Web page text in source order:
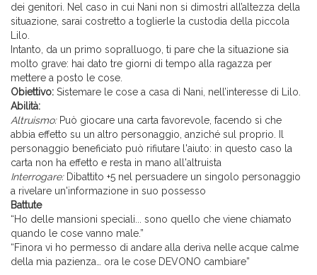
dei genitori. Nel caso in cui Nani non si dimostri all’altezza della
situazione, sarai costretto a toglierle la custodia della piccola
Lilo.
Intanto, da un primo sopralluogo, ti pare che la situazione sia
molto grave: hai dato tre giorni di tempo alla ragazza per
mettere a posto le cose.
Obiettivo: Sistemare le cose a casa di Nani, nell’interesse di Lilo.
Abilità:
Altruismo:Può giocare una carta favorevole, facendo sì che
abbia effetto su un altro personaggio, anziché sul proprio. Il
personaggio beneficiato può rifiutare l'aiuto: in questo caso la
carta non ha effetto e resta in mano all'altruista
Interrogare:Dibattito +5 nel persuadere un singolo personaggio
a rivelare un'informazione in suo possesso
Battute
“Ho delle mansioni speciali... sono quello che viene chiamato
quando le cose vanno male.”
“Finora vi ho permesso di andare alla deriva nelle acque calme
della mia pazienza… ora le cose DEVONO cambiare”